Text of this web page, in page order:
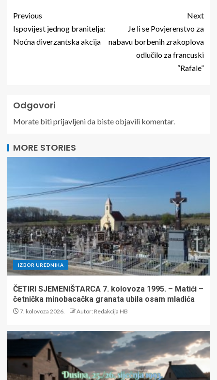
Previous
Ispovijest jednog branitelja:
Noćna diverzantska akcija
Next
Je li se Povjerenstvo za
nabavu borbenih zrakoplova
odlučilo za francuski
“Rafale”
Odgovori
Morate bitiprijavljenida biste objavili komentar.
MORE STORIES
IZBOR UREDNIKA
ČETIRI SJEMENIŠTARCA 7. kolovoza 1995. – Matići –
četnička minobacačka granata ubila osam mladića
7. kolovoza 2026. Autor: Redakcija HB